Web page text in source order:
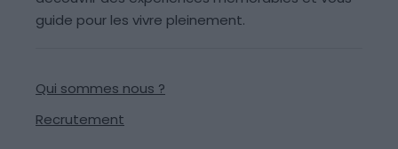
guide pour les vivre pleinement.
Qui sommes nous ?
Recrutement